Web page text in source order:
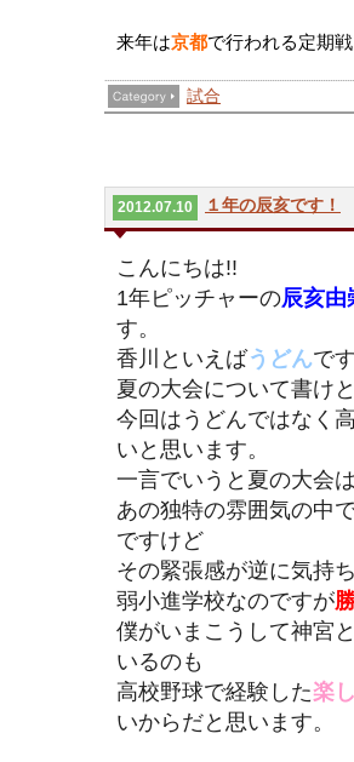
来年は京都で行われる定期
試合
2012.07.10 １年の辰亥です！
こんにちは!!
1年ピッチャーの辰亥由
す。
香川といえばうどんで
夏の大会について書け
今回はうどんではなく
いと思います。
一言でいうと夏の大会
あの独特の雰囲気の中
ですけど
その緊張感が逆に気持
弱小進学校なのですが
僕がいまこうして神宮
いるのも
高校野球で経験した楽
いからだと思います。